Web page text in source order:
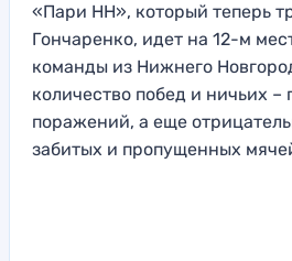
«Пари НН», который теперь
Гончаренко, идет на 12-м
команды из Нижнего
количество побед и ничьих –
поражений, а еще
забитых и пропущенных